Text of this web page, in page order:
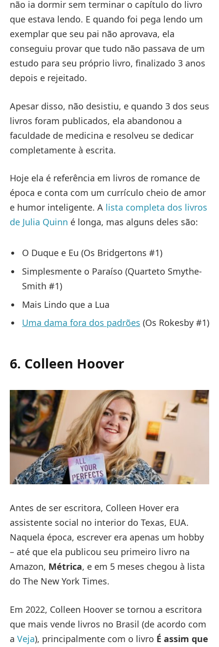
não ia dormir sem terminar o capítulo do livro
que estava lendo. E quando foi pega lendo um
exemplar que seu pai não aprovava, ela
conseguiu provar que tudo não passava de um
estudo para seu próprio livro, finalizado 3 anos
depois e rejeitado.
Apesar disso, não desistiu, e quando 3 dos seus
livros foram publicados, ela abandonou a
faculdade de medicina e resolveu se dedicar
completamente à escrita.
Hoje ela é referência em livros de romance de
época e conta com um currículo cheio de amor
e humor inteligente. A lista completa dos livros
de Julia Quinn é longa, mas alguns deles são:
O Duque e Eu (Os Bridgertons #1)
Simplesmente o Paraíso (Quarteto Smythe-
Smith #1)
Mais Lindo que a Lua
Uma dama fora dos padrões (Os Rokesby #1)
6. Colleen Hoover
Antes de ser escritora, Colleen Hover era
assistente social no interior do Texas, EUA.
Naquela época, escrever era apenas um hobby
– até que ela publicou seu primeiro livro na
Amazon, Métrica, e em 5 meses chegou à lista
do The New York Times.
Em 2022, Colleen Hoover se tornou a escritora
que mais vende livros no Brasil (de acordo com
a Veja), principalmente com o livro É assim que